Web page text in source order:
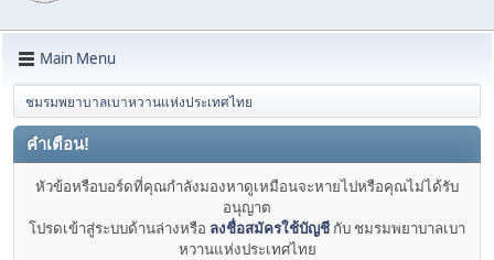
Main Menu
ชมรมพยาบาลเบาหวานแห่งประเทศไทย
คำเตือน!
หัวข้อหรือบอร์ดที่คุณกำลังมองหาดูเหมือนจะหายไปหรือคุณไม่ได้รับ
อนุญาต
โปรดเข้าสู่ระบบด้านล่างหรือ ลงชื่อสมัครใช้บัญชี กับ ชมรมพยาบาลเบา
หวานแห่งประเทศไทย